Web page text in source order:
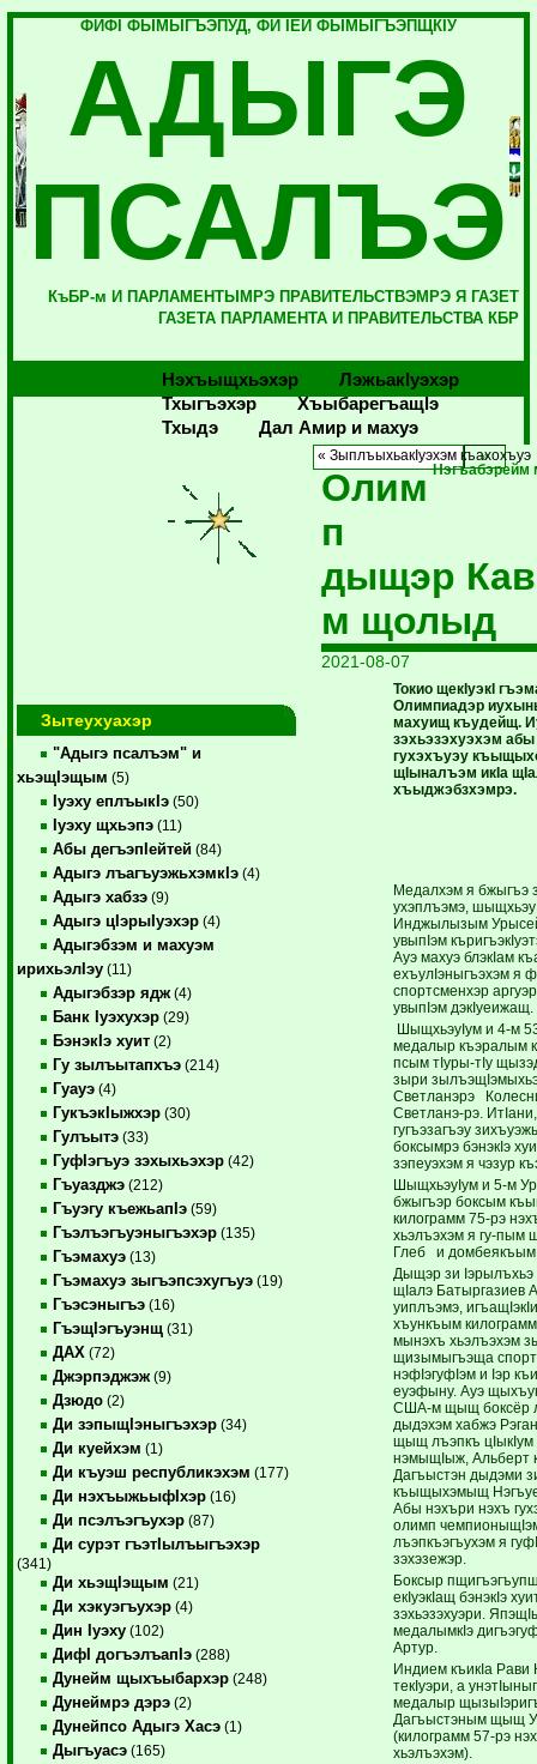
ФИФI ФЫМЫГЪЭПУД, ФИ IЕЙ ФЫМЫГЪЭПЩКIУ
АДЫГЭ
ПСАЛЪЭ
КъБР-м И ПАРЛАМЕНТЫМРЭ ПРАВИТЕЛЬСТВЭМРЭ Я ГАЗЕТ
ГАЗЕТА ПАРЛАМЕНТА И ПРАВИТЕЛЬСТВА КБР
Нэхъыщхьэхэр
Лэжьакlуэхэр
Тхыгъэхэр
Хъыбарегъащlэ
Тхыдэ
Дал Амир и махуэ
Зытеухуахэр
"Адыгэ псалъэм" и
хьэщIэщым (5)
Iуэху еплъыкIэ (50)
Iуэху щхьэпэ (11)
Абы дегъэпIейтей (84)
Адыгэ лъагъуэжьхэмкIэ (4)
Адыгэ хабзэ (9)
Адыгэ цIэрыIуэхэр (4)
Адыгэбзэм и махуэм
ирихьэлIэу (11)
Адыгэбзэр ядж (4)
Банк Iуэхухэр (29)
БэнэкIэ хуит (2)
Гу зылъытапхъэ (214)
Гуауэ (4)
ГукъэкIыжхэр (30)
Гулъытэ (33)
ГуфIэгъуэ зэхыхьэхэр (42)
Гъуазджэ (212)
Гъуэгу къежьапIэ (59)
Гъэлъэгъуэныгъэхэр (135)
Гъэмахуэ (13)
Гъэмахуэ зыгъэпсэхугъуэ (19)
Гъэсэныгъэ (16)
ГъэщIэгъуэнщ (31)
ДАХ (72)
Джэрпэджэж (9)
Дзюдо (2)
Ди зэпыщIэныгъэхэр (34)
Ди куейхэм (1)
Ди къуэш республикэхэм (177)
Ди нэхъыжьыфIхэр (16)
Ди псэлъэгъухэр (87)
Ди сурэт гъэтIылъыгъэхэр
(341)
Ди хьэщIэщым (21)
Ди хэкуэгъухэр (4)
Дин Iуэху (102)
ДифI догъэлъапIэ (288)
Дунейм щыхъыбархэр (248)
Дунеймрэ дэрэ (2)
Дунейпсо Адыгэ Хасэ (1)
Дыгъуасэ (165)
« ЗыплъыхьакIуэхэм къахохъуэ
Нэгъабэрейм
Олим
п
дыщэр
м щолыд
2021-08-07
Токио щекIуэкI
Олимпиадэр
махуищ къудейщ.
зэхьэзэхуэхэм
гухэхъуэу
щIыналъэм икIа
хъыджэбзхэмрэ.
Медалхэм я бжыгъэ
ухэплъэмэ,
Инджылызым
увыпIэм
Ауэ махуэ блэкIам
ехъулIэныгъэхэм я
спортсменхэр
увыпIэм дэкIуеижащ.
ШыщхьэуIум и 4-м
медалыр къэралым
псым тIуры-тIу
зыри
Светланэрэ
Светланэ-рэ.
гугъэзагъэу
боксымрэ бэнэкIэ
зэпеуэхэм я чэзур
ШыщхьэуIум и 5-м
бжыгъэр боксым
килограмм 75-рэ
хьэлъэхэм я гу-пым
Глеб и
Дыщэр зи Iэрылъхьэ
щIалэ Батыргазиев
уиплъэмэ,
хъункъым
мынэхъ хьэлъэхэм
щизымыгъэща
нэфIэгуфIэм и Iэр
еуэфыну. Ауэ
США-м щыщ боксёр
дыдэхэм хабжэ
щыщ лъэпкъ цIыкIум
нэмыщIыж, Альберт
Дагъыстэн дыдэми
къыщыхэмыщ
Абы нэхъри нэхъ
олимп
лъэпкъэгъухэм я
зэхэзежэр.
Боксыр
екIуэкIащ бэнэкIэ
зэхьэзэхуэри.
медалымкIэ
Артур.
Индием къикIа Рави
текIуэри, а
медалыр
Дагъыстэным щыщ
(килограмм 57-рэ
хьэлъэхэм).